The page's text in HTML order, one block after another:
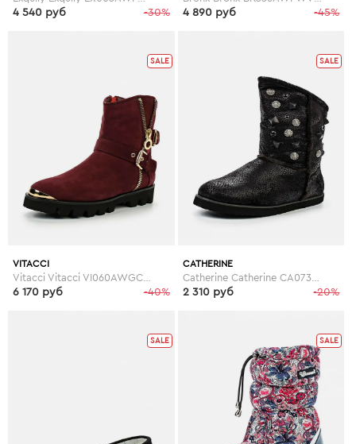
-30%
4 540 руб -45%
4 890 руб
SALE
VITACCI
-40%
6 170 руб
SALE
CATHERINE
Catherine Catherine CA073AWGOG93
-20%
2 310 руб
SALE SALE